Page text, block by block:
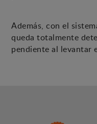
Además, con el
queda totalmente
pendiente al levantar